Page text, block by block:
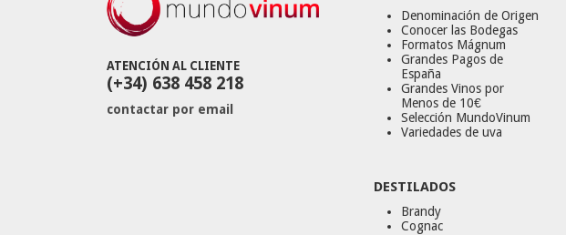
ATENCIÓN AL CLIENTE
(+34) 638 458 218
contactar por email
Denominación de Origen
Conocer las Bodegas
Formatos Mágnum
Grandes Pagos de
España
Grandes Vinos por
Menos de 10€
Selección MundoVinum
Variedades de uva
DESTILADOS
Brandy
Cognac